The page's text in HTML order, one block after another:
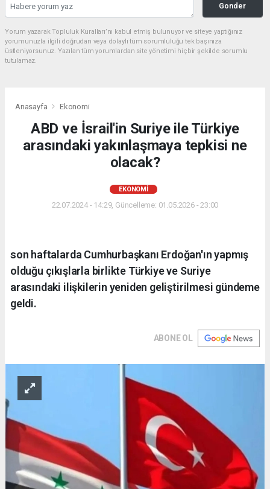
Gonder
Yorum yazarak Topluluk Kuralları’nı kabul etmiş bulunuyor ve siteye yaptığınız
yorumunuzla ilgili doğrudan veya dolaylı tüm sorumluluğu tek başınıza
üstleniyorsunuz. Yazılan tüm yorumlardan site yönetimi hiçbir şekilde sorumlu
tutulamaz.
Anasayfa Ekonomi
ABD ve İsrail'in Suriye ile Türkiye
arasındaki yakınlaşmaya tepkisi ne
olacak?
EKONOMI
22.07.2024 - 14:29, Güncelleme: 01.05.2026 - 23:00
son haftalarda Cumhurbaşkanı Erdoğan'ın yapmış
olduğu çıkışlarla birlikte Türkiye ve Suriye
arasındaki ilişkilerin yeniden geliştirilmesi gündeme
geldi.
ABONE OL